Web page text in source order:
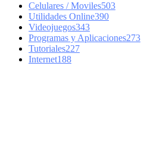
Celulares / Moviles503
Utilidades Online390
Videojuegos343
Programas y Aplicaciones273
Tutoriales227
Internet188